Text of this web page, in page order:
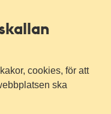
cookies, för att
ska